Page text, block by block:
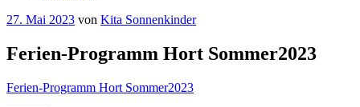
Veröffentlicht
27. Mai 2023 von Kita Sonnenkinder
Ferien-Programm Hort Sommer2023
Ferien-Programm Hort Sommer2023